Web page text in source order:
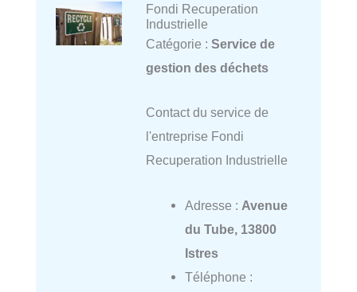
Fondi Recuperation
Industrielle
Catégorie : Service de
gestion des déchets
Contact du service de
l'entreprise Fondi
Recuperation Industrielle
Adresse : Avenue
du Tube, 13800
Istres
Téléphone :